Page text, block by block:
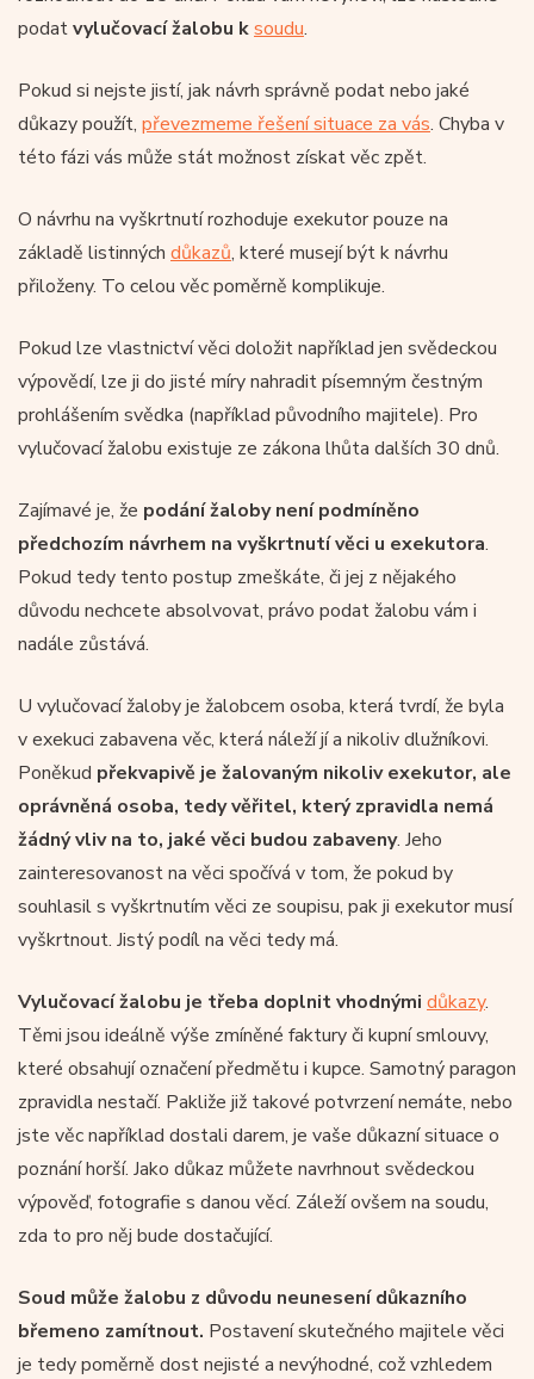
podatvylučovací žalobu ksoudu.
Pokud si nejste jistí, jak návrh správně podat nebo jaké
důkazy použít, převezmeme řešení situace za vás. Chyba v
této fázi vás může stát možnost získat věc zpět.
O návrhu na vyškrtnutí rozhoduje exekutor pouze na
základě listinných důkazů, které musejí být k návrhu
přiloženy. To celou věc poměrně komplikuje.
Pokud lze vlastnictví věci doložit například jen svědeckou
výpovědí, lze ji do jisté míry nahradit písemným čestným
prohlášením svědka (například původního majitele). Pro
vylučovací žalobu existuje ze zákona lhůta dalších 30 dnů.
Zajímavé je, že podání žaloby není podmíněno
předchozím návrhem na vyškrtnutí věci u exekutora.
Pokud tedy tento postup zmeškáte, či jej z nějakého
důvodu nechcete absolvovat, právo podat žalobu vám i
nadále zůstává.
U vylučovací žaloby je žalobcem osoba, která tvrdí, že byla
v exekuci zabavena věc, která náleží jí a nikoliv dlužníkovi.
Poněkud překvapivě je žalovaným nikoliv exekutor, ale
oprávněná osoba, tedy věřitel, který zpravidla nemá
žádný vliv na to, jaké věci budou zabaveny. Jeho
zainteresovanost na věci spočívá v tom, že pokud by
souhlasil s vyškrtnutím věci ze soupisu, pak ji exekutor musí
vyškrtnout. Jistý podíl na věci tedy má.
Vylučovací žalobu je třeba doplnit vhodnými důkazy.
Těmi jsou ideálně výše zmíněné faktury či kupní smlouvy,
které obsahují označení předmětu i kupce. Samotný paragon
zpravidla nestačí. Pakliže již takové potvrzení nemáte, nebo
jste věc například dostali darem, je vaše důkazní situace o
poznání horší. Jako důkaz můžete navrhnout svědeckou
výpověď, fotografie s danou věcí. Záleží ovšem na soudu,
zda to pro něj bude dostačující.
Soud může žalobu z důvodu neunesení důkazního
břemeno zamítnout. Postavení skutečného majitele věci
je tedy poměrně dost nejisté a nevýhodné, což vzhledem